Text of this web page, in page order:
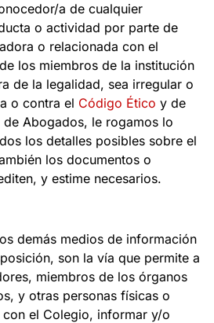
a de cualquier
o actividad por parte de
o relacionada con el
los miembros de la institución
de la legalidad, sea irregular o
o contra el Código Ético y de
Abogados, le rogamos lo
los detalles posibles sobre el
los documentos o
y estime necesarios.
demás medios de información
son la vía que permite a
miembros de los órganos
y otras personas físicas o
el Colegio, informar y/o